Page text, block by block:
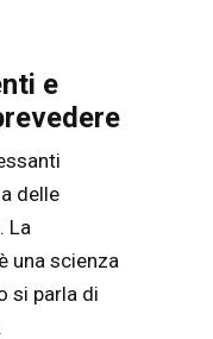
e
delle
. La
una scienza
si parla di